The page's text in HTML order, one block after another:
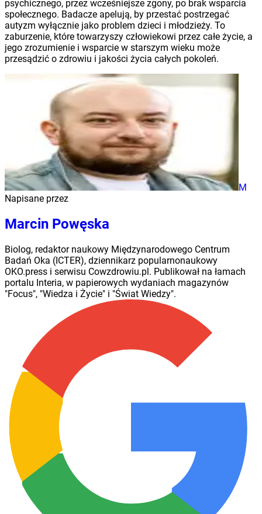
psychicznego, przez wcześniejsze zgony, po brak wsparcia
społecznego. Badacze apelują, by przestać postrzegać
autyzm wyłącznie jako problem dzieci i młodzieży. To
zaburzenie, które towarzyszy człowiekowi przez całe życie, a
jego zrozumienie i wsparcie w starszym wieku może
przesądzić o zdrowiu i jakości życia całych pokoleń.
M
Napisane przez
Marcin Powęska
Biolog, redaktor naukowy Międzynarodowego Centrum
Badań Oka (ICTER), dziennikarz popularnonaukowy
OKO.press i serwisu Cowzdrowiu.pl. Publikował na łamach
portalu Interia, w papierowych wydaniach magazynów
"Focus", "Wiedza i Życie" i "Świat Wiedzy".